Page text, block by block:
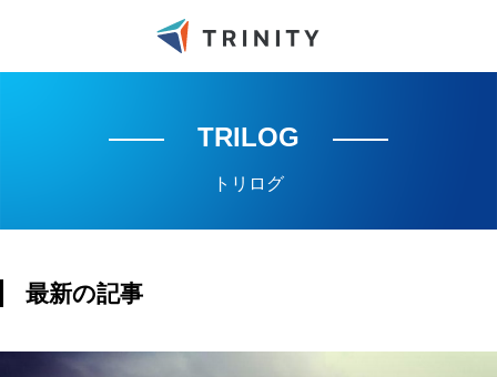
TRILOG
トリログ
最新の記事